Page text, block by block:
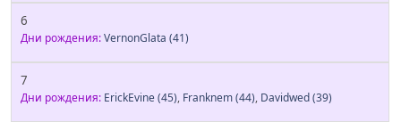
6
Дни рождения:VernonGlata (41)
7
Дни рождения: ErickEvine(45), Franknem(44), Davidwed(39)